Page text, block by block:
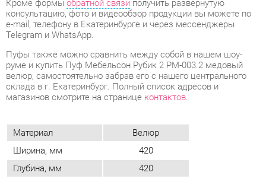
руме и купить Пуф Мебельсон Рубик 2 PM-003.2 медовый
велюр, самостоятельно забрав его с нашего центрального
склада в г. Екатеринбург. Полный список адресов и
магазинов смотрите на странице
Материал
Велюр
Ширина, мм
420
Цвет
Медовый (велюр)
Высота, мм
420
Объем упаковок, м3
0.088
Вес упаковок, кг 5